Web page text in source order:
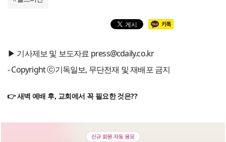
▶ 기사제보 및 보도자료 press@cdaily.co.kr
- Copyright ⓒ기독일보, 무단전재 및 재배포 금지
👉 새벽 예배 후, 교회에서 꼭 필요한 것은??